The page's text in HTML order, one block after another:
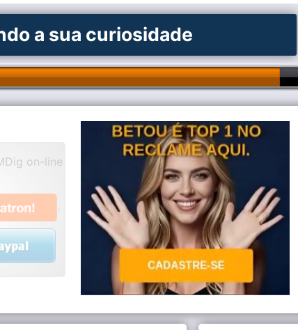
a sua curiosidade
on-line
.